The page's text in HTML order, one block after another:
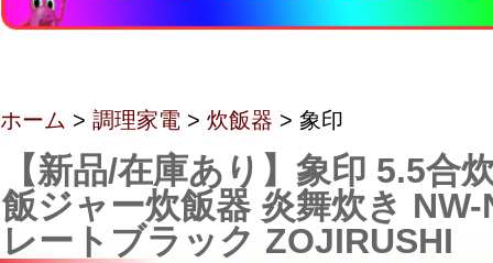
ホーム > 調理家電 > 炊飯器 > 象印
【新品/在庫あり】象印 5.5合
飯ジャー炊飯器 炎舞炊き
レートブラック ZOJIRUSHI